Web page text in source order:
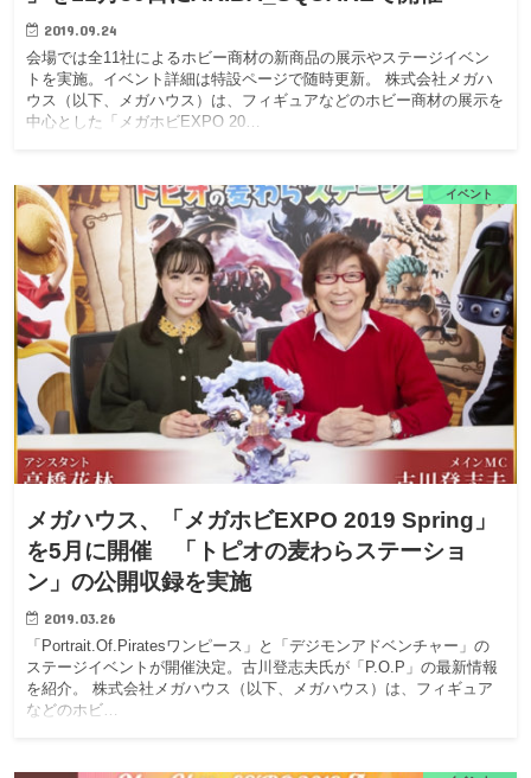
2019.09.24
会場では全11社によるホビー商材の新商品の展示やステージイベン
トを実施。イベント詳細は特設ページで随時更新。 株式会社メガハ
ウス（以下、メガハウス）は、フィギュアなどのホビー商材の展示を
中心とした「メガホビEXPO 20…
イベント
メガハウス、「メガホビEXPO 2019 Spring」
を5月に開催 「トピオの麦わらステーショ
ン」の公開収録を実施
2019.03.26
「Portrait.Of.Piratesワンピース」と「デジモンアドベンチャー」の
ステージイベントが開催決定。古川登志夫氏が「P.O.P」の最新情報
を紹介。 株式会社メガハウス（以下、メガハウス）は、フィギュア
などのホビ…